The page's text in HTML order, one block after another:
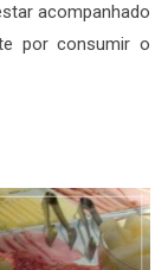
acompanhado
por consumir o